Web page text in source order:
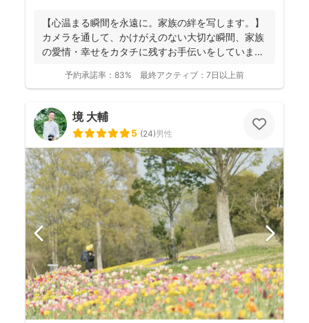
【心温まる瞬間を永遠に。家族の絆を写します。】
カメラを通して、かけがえのない大切な瞬間、家族
の愛情・幸せをカタチに残すお手伝いをしていま
予約承諾率： 83% 最終アクティブ： 7日以上前
境 大輔
5 (24)男性